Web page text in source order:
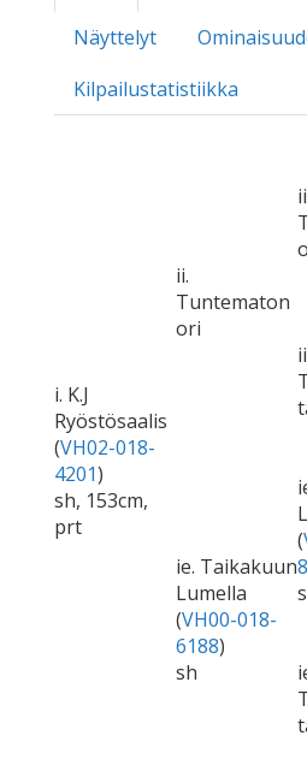
Näyttelyt
Kilpailustatistiikka
i. K.J
Ryöstösaalis
(VH02-018-
4201)
sh, 153cm,
prt
ii.
Tuntematon
ori
ie. Taikakuun
Lumella
(VH00-018-
6188)
sh
(